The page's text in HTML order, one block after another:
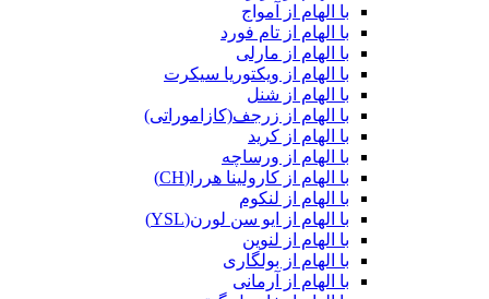
با الهام از آمواج
با الهام از تام فورد
با الهام از مارلی
با الهام از ویکتوریا سیکرت
با الهام از شنل
با الهام از زرجف(کازاموراتی)
با الهام از کرید
با الهام از ورساچه
با الهام از کارولینا هررا(CH)
با الهام از لنکوم
با الهام از ایو سن لورن(YSL)
با الهام از لنوین
با الهام از بولگاری
با الهام از آرمانی